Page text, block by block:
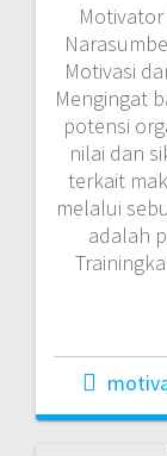
Motivasi
Mengingat
potensi
nilai dan
terkait
melalui
adalah